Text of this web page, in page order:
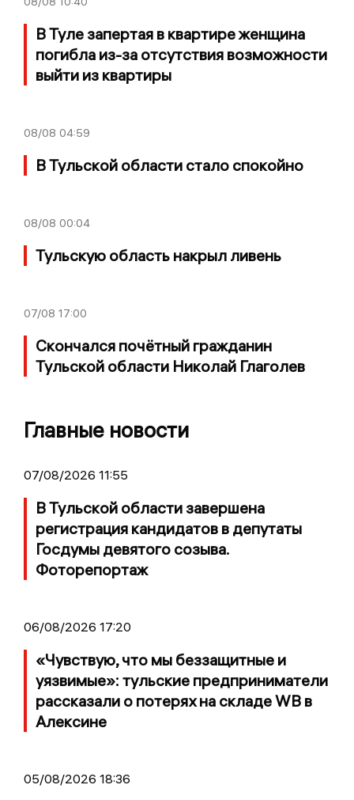
В Туле запертая в квартире женщина
погибла из-за отсутствия возможности
выйти из квартиры
08/08 04:59
В Тульской области стало спокойно
08/08 00:04
Тульскую область накрыл ливень
07/08 17:00
Скончался почётный гражданин
Тульской области Николай Глаголев
Главные новости
07/08/2026 11:55
В Тульской области завершена
регистрация кандидатов в депутаты
Госдумы девятого созыва.
Фоторепортаж
06/08/2026 17:20
«Чувствую, что мы беззащитные и
уязвимые»: тульские предприниматели
рассказали о потерях на складе WB в
Алексине
05/08/2026 18:36